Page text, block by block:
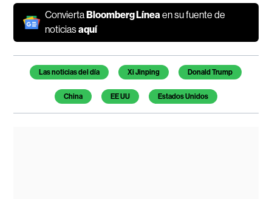
ConviertaBloomberg Líneaen su fuente de
noticiasaquí
Temas de este artículo
Las noticias del día Xi Jinping Donald Trump
China EE UU Estados Unidos